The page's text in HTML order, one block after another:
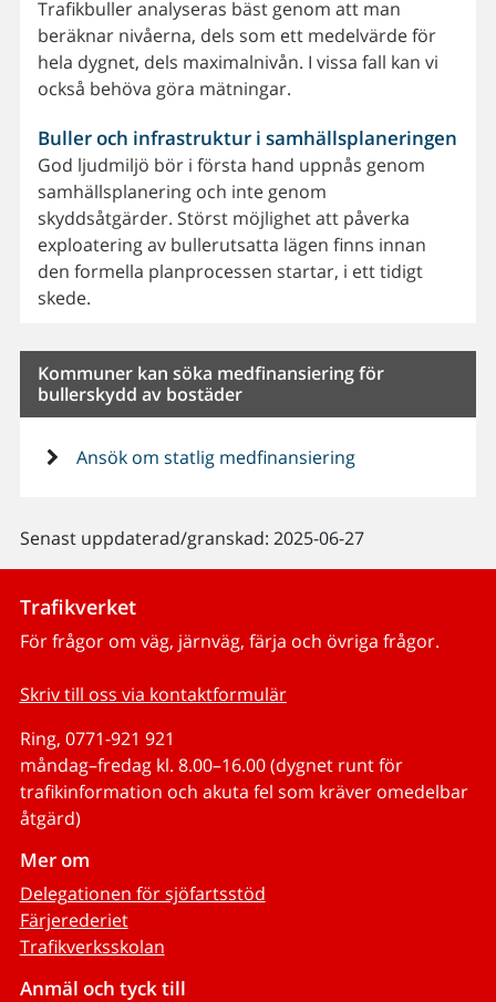
Trafikbuller analyseras bäst genom att man
beräknar nivåerna, dels som ett medelvärde för
hela dygnet, dels maximalnivån. I vissa fall kan vi
också behöva göra mätningar.
Buller och infrastruktur i samhällsplaneringen
God ljudmiljö bör i första hand uppnås genom
samhällsplanering och inte genom
skyddsåtgärder. Störst möjlighet att påverka
exploatering av bullerutsatta lägen finns innan
den formella planprocessen startar, i ett tidigt
skede.
Kommuner kan söka medfinansiering för
bullerskydd av bostäder
Ansök om statlig medfinansiering
Senast uppdaterad/granskad: 2025-06-27
Trafikverket
För frågor om väg, järnväg, färja och övriga frågor.
Skriv till oss via kontaktformulär
Ring, 0771-921 921
måndag–fredag kl. 8.00–16.00 (dygnet runt för
trafikinformation och akuta fel som kräver omedelbar
åtgärd)
Mer om
Delegationen för sjöfartsstöd
Färjerederiet
Trafikverksskolan
Anmäl och tyck till